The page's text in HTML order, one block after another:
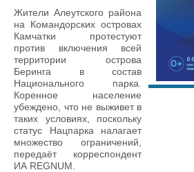
Жители Алеутского района
на Командорских островах
Камчатки протестуют
против включения всей
территории острова
Беринга в состав
Национального парка.
Коренное население
убеждено, что не выживет в
таких условиях, поскольку
статус Нацпарка налагает
множество ограничений,
передаёт корреспондент
ИА REGNUM.